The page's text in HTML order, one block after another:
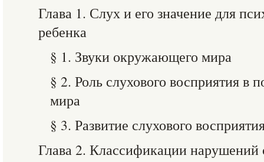
Глава 1. Слух и его значение для
ребенка
§ 1. Звуки окружающего мира
§ 2. Роль слухового восприятия в
мира
§ 3. Развитие слухового
Глава 2. Классификации нарушений